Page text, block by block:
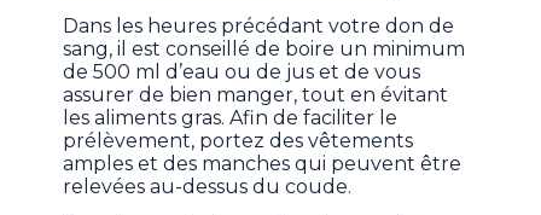
Dans les heures précédant votre don de
sang, il est conseillé de boire un minimum
de 500 ml d’eau ou de jus et de vous
assurer de bien manger, tout en évitant
les aliments gras. Afin de faciliter le
prélèvement, portez des vêtements
amples et des manches qui peuvent être
relevées au-dessus du coude.